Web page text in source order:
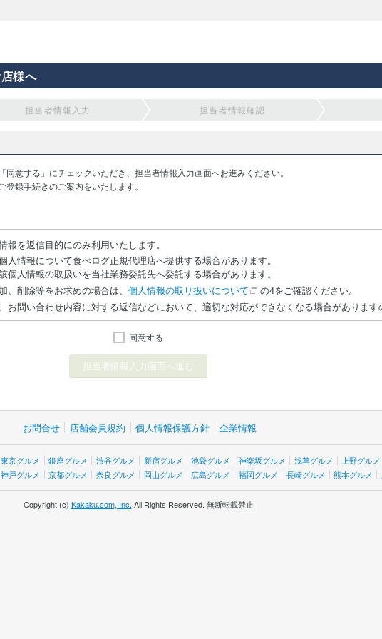
様へ
担当者情報入力 担当者情報確認
意する」にチェックいただき、担当者情報入力画面へお進みください。
録手続きのご案内をいたします。
を返信目的にのみ利用いたします。
情報について食べログ正規代理店へ提供する場合があります。
人情報の取扱いを当社業務委託先へ委託する場合があります。
削除等をお求めの場合は、 個人情報の取り扱いについて
の4をご確認ください。
問い合わせ内容に対する返信などにおいて、適切な対応ができなくなる場合があります
同意する
お問合せ 店舗会員規約 個人情報保護方針 企業情報
東京グルメ 銀座グルメ 渋谷グルメ 新宿グルメ 池袋グルメ 神楽坂グルメ 浅草グルメ 上野グルメ
神戸グルメ 京都グルメ 奈良グルメ 岡山グルメ 広島グルメ 福岡グルメ 長崎グルメ 熊本グルメ
Copyright (c) Kakaku.com, Inc. All Rights Reserved. 無断転載禁止